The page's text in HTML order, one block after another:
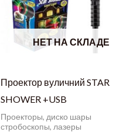
НЕТ НА СКЛАДЕ
Проектор вуличний STAR
SHOWER +USB
Проекторы, диско шары
стробоскопы, лазеры